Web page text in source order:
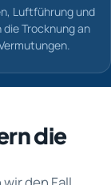
Luftführung und
Trocknung an
die